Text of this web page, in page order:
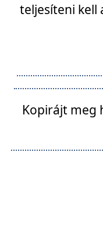
teljesíteni kell
Kopirájt meg